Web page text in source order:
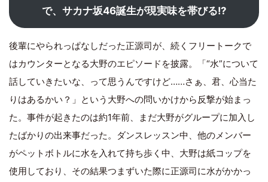
で、サカナ坂46誕生が現実味を帯びる!?
後輩にやられっぱなしだった正源司が、続くフリートークで
はカウンターとなる大野のエピソードを披露。「“水”について
話していきたいな、って思うんですけど……さぁ、君、心当た
りはあるかい？」という大野への問いかけから反撃が始まっ
た。事件が起きたのは約1年前、まだ大野がグループに加入し
たばかりの出来事だった。ダンスレッスン中、他のメンバー
がペットボトルに水を入れて持ち歩く中、大野は紙コップを
使用しており、その結果つまずいた際に正源司に水がかかっ